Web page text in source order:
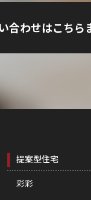
合わせはこちら
提案型住宅
彩彩